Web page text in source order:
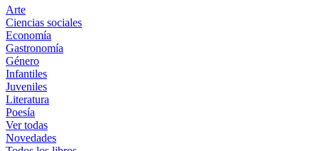
Arte
Ciencias sociales
Economía
Gastronomía
Género
Infantiles
Juveniles
Literatura
Poesía
Ver todas
Novedades